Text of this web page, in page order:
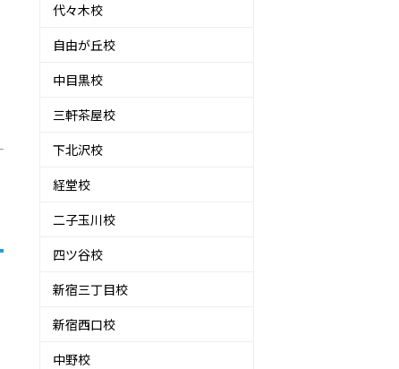
代々木校
自由が丘校
中目黒校
三軒茶屋校
下北沢校
経堂校
二子玉川校
四ツ谷校
新宿三丁目校
新宿西口校
中野校